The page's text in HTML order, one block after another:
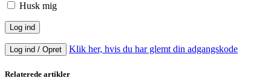
Husk mig
Log ind / Opret Klik her, hvis du har glemt din adgangskode
Relaterede artikler